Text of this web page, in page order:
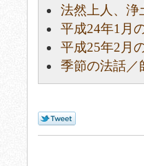
法然上人、浄
平成24年1月
平成25年2月
季節の法話／